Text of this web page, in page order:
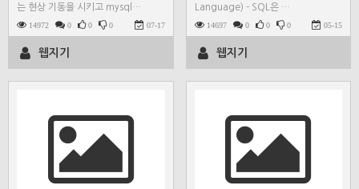
는 현상 기동을 시키고 mysql…
14972 0 0 0 07-17
웹지기
Language) - SQL은 …
14697 0 0 0 05-15
웹지기